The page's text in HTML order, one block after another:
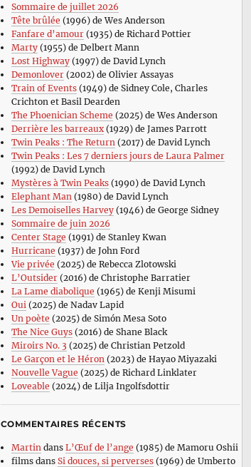
Sommaire de juillet 2026
Tête brûlée (1996) de Wes Anderson
Fanfare d’amour(1935) de Richard Pottier
Marty(1955) de Delbert Mann
Lost Highway(1997) de David Lynch
Demonlover(2002) de Olivier Assayas
Train of Events(1949) de Sidney Cole, Charles
Crichton et Basil Dearden
The Phoenician Scheme (2025) de Wes Anderson
Derrière les barreaux(1929) de James Parrott
Twin Peaks : The Return(2017) de David Lynch
Twin Peaks : Les 7 derniers jours de Laura Palmer
(1992) de David Lynch
Mystères à Twin Peaks(1990) de David Lynch
Elephant Man(1980) de David Lynch
Les Demoiselles Harvey(1946) de George Sidney
Sommaire de juin 2026
Center Stage (1991) de Stanley Kwan
Hurricane (1937) de John Ford
Vie privée (2025) de Rebecca Zlotowski
L’Outsider(2016) de Christophe Barratier
La Lame diabolique (1965) de Kenji Misumi
Oui(2025) de Nadav Lapid
Un poète (2025) de Simón Mesa Soto
The Nice Guys(2016) de Shane Black
Miroirs No. 3 (2025) de Christian Petzold
Le Garçon et le Héron(2023) de Hayao Miyazaki
Nouvelle Vague (2025) de Richard Linklater
Loveable (2024) de Lilja Ingolfsdottir
COMMENTAIRES RÉCENTS
Martin dans L’Œuf de l’ange (1985) de Mamoru Oshii
filmsdans Si douces, si perverses(1969) de Umberto